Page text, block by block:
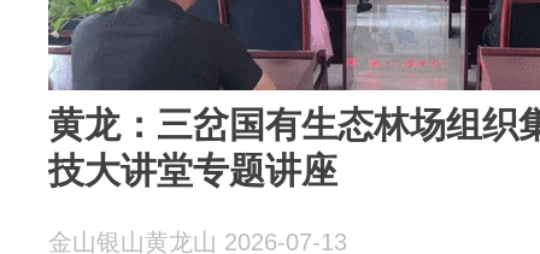
黄龙：三岔国有生态林场组织
技大讲堂专题讲座
金山银山黄龙山 2026-07-13